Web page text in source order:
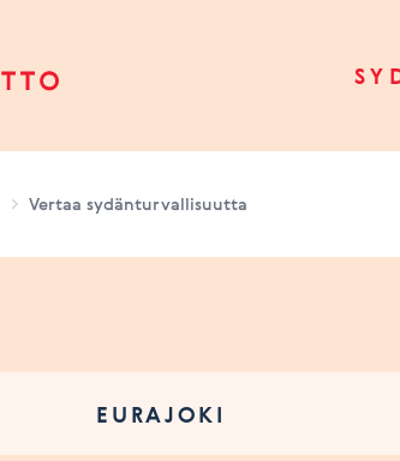
Vertaa sydänturvallisuutta
EURAJOKI